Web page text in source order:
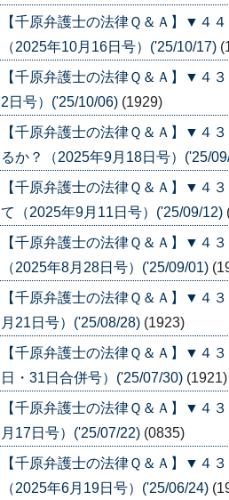
【千原弁護士の法律Ｑ＆Ａ】▼４
（2025年10月16日号）('25/10/17)
【千原弁護士の法律Ｑ＆Ａ】▼４
2日号）('25/10/06) (1929)
【千原弁護士の法律Ｑ＆Ａ】▼４
るか？（2025年9月18日号）('25/
【千原弁護士の法律Ｑ＆Ａ】▼４
て（2025年9月11日号）('25/09/12)
【千原弁護士の法律Ｑ＆Ａ】▼４
（2025年8月28日号）('25/09/01)
【千原弁護士の法律Ｑ＆Ａ】▼４
月21日号）('25/08/28) (1923)
【千原弁護士の法律Ｑ＆Ａ】▼４
日・31日合併号）('25/07/30) (1921)
【千原弁護士の法律Ｑ＆Ａ】▼４
月17日号）('25/07/22) (0835)
【千原弁護士の法律Ｑ＆Ａ】▼４
（2025年6月19日号）('25/06/24)